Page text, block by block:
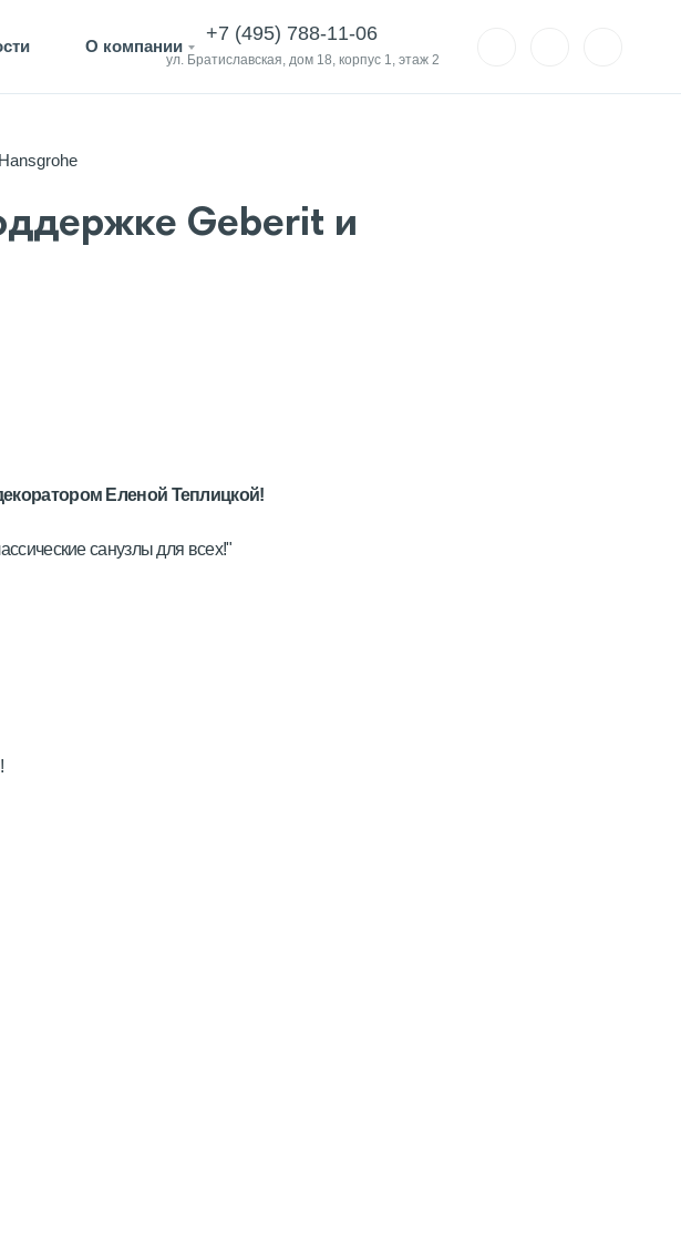
О компании
+7 (495) 788-11-06
ул. Братиславская, дом 18, корпус 1, этаж 2
Geberit и
Еленой Теплицкой!
санузлы для всех!"